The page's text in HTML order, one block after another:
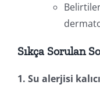
Sıkça Sorulan
1. Su alerjisi